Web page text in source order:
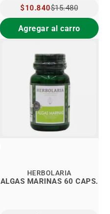
PRECIO
ESPECIAL
$10.840$15.480
Agregar al carro
ALGAS MARINAS 60 CAPS.
HERBOLARIA